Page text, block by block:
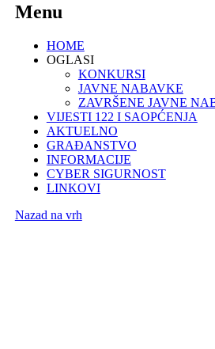
Menu
HOME
OGLASI
KONKURSI
JAVNE NABAVKE
ZAVRŠENE JAVNE
VIJESTI 122 I SAOPĆENJA
AKTUELNO
GRAĐANSTVO
INFORMACIJE
CYBER SIGURNOST
LINKOVI
Nazad na vrh